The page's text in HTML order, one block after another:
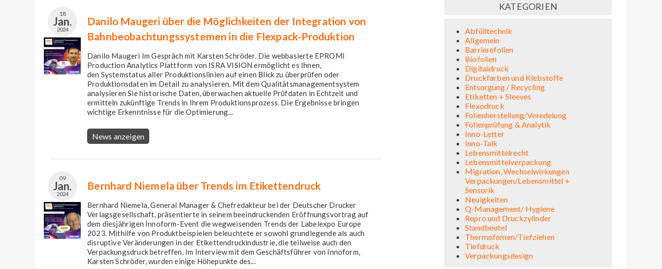
18
Jan.
2024
Danilo Maugeri über die Möglichkeiten der Integration von
Bahnbeobachtungssystemen in die Flexpack-Produktion
Danilo Maugeri⁠ Im Gespräch mit Karsten Schröder. Die webbasierte EPROMI
Production Analytics Plattform von ISRA VISION ermöglicht es Ihnen,
den Systemstatus aller Produktionslinien auf einen Blick zu überprüfen oder
Produktionsdaten im Detail zu analysieren. Mit dem Qualitätsmanagementsystem
analysieren Sie historische Daten, überwachen aktuelle Prüfdaten in Echtzeit und
ermitteln zukünftige Trends in Ihrem Produktionsprozess. Die Ergebnisse bringen
wichtige Erkenntnisse für die Optimierung...
News anzeigen
09
Jan.
2024
⁠Bernhard Niemela über Trends im Etikettendruck
Bernhard Niemela⁠, General Manager & Chefredakteur bei der Deutscher Drucker
Verlagsgesellschaft, präsentierte in seinem beeindruckenden Eröffnungsvortrag auf
dem diesjährigen Innoform-Event die wegweisenden Trends der Labelexpo Europe
2023. Mithilfe von Produktbeispielen beleuchtete er sowohl grundlegende als auch
disruptive Veränderungen in der Etikettendruckindustrie, die teilweise auch den
Verpackungsdruck betreffen. Im Interview mit dem Geschäftsführer von Innoform,
Karsten Schröder, wurden einige Höhepunkte des...
KATEGORIEN
Abfülltechnik
Allgemein
Barrierefolien
Biofolien
Digitaldruck
Druckfarben und Klebstoffe
Entsorgung / Recycling
Etiketten + Sleeves
Flexodruck
Folienherstellung/Veredelung
Folienprüfung & Analytik
Inno-Letter
Inno-Talk
Lebensmittelrecht
Lebensmittelverpackung
Migration, Wechselwirkungen
Verpackungen/Lebensmittel +
Sensorik
Neuigkeiten
Q-Management/ Hygiene
Repro und Druckzylinder
Standbeutel
Thermofomen/Tiefziehen
Tiefdruck
Verpackungsdesign